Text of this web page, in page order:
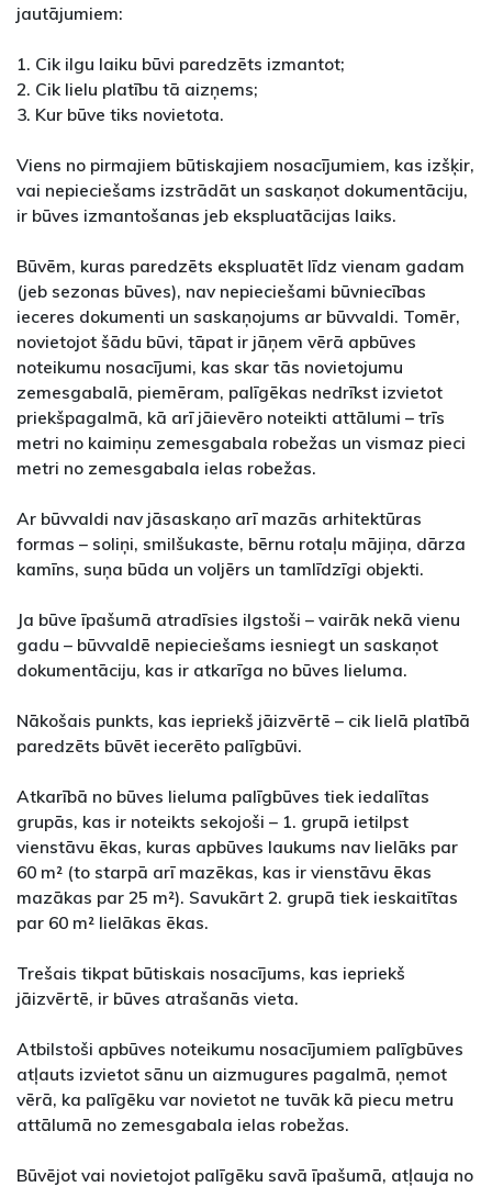
jautājumiem:
1. Cik ilgu laiku būvi paredzēts izmantot;
2. Cik lielu platību tā aizņems;
3. Kur būve tiks novietota.
Viens no pirmajiem būtiskajiem nosacījumiem, kas izšķir,
vai nepieciešams izstrādāt un saskaņot dokumentāciju,
ir būves izmantošanas jeb ekspluatācijas laiks.
Būvēm, kuras paredzēts ekspluatēt līdz vienam gadam
(jeb sezonas būves), nav nepieciešami būvniecības
ieceres dokumenti un saskaņojums ar būvvaldi. Tomēr,
novietojot šādu būvi, tāpat ir jāņem vērā apbūves
noteikumu nosacījumi, kas skar tās novietojumu
zemesgabalā, piemēram, palīgēkas nedrīkst izvietot
priekšpagalmā, kā arī jāievēro noteikti attālumi – trīs
metri no kaimiņu zemesgabala robežas un vismaz pieci
metri no zemesgabala ielas robežas.
Ar būvvaldi nav jāsaskaņo arī mazās arhitektūras
formas – soliņi, smilšukaste, bērnu rotaļu mājiņa, dārza
kamīns, suņa būda un voljērs un tamlīdzīgi objekti.
Ja būve īpašumā atradīsies ilgstoši – vairāk nekā vienu
gadu – būvvaldē nepieciešams iesniegt un saskaņot
dokumentāciju, kas ir atkarīga no būves lieluma.
Nākošais punkts, kas iepriekš jāizvērtē – cik lielā platībā
paredzēts būvēt iecerēto palīgbūvi.
Atkarībā no būves lieluma palīgbūves tiek iedalītas
grupās, kas ir noteikts sekojoši – 1. grupā ietilpst
vienstāvu ēkas, kuras apbūves laukums nav lielāks par
60 m² (to starpā arī mazēkas, kas ir vienstāvu ēkas
mazākas par 25 m²). Savukārt 2. grupā tiek ieskaitītas
par 60 m² lielākas ēkas.
Trešais tikpat būtiskais nosacījums, kas iepriekš
jāizvērtē, ir būves atrašanās vieta.
Atbilstoši apbūves noteikumu nosacījumiem palīgbūves
atļauts izvietot sānu un aizmugures pagalmā, ņemot
vērā, ka palīgēku var novietot ne tuvāk kā piecu metru
attālumā no zemesgabala ielas robežas.
Būvējot vai novietojot palīgēku savā īpašumā, atļauja no